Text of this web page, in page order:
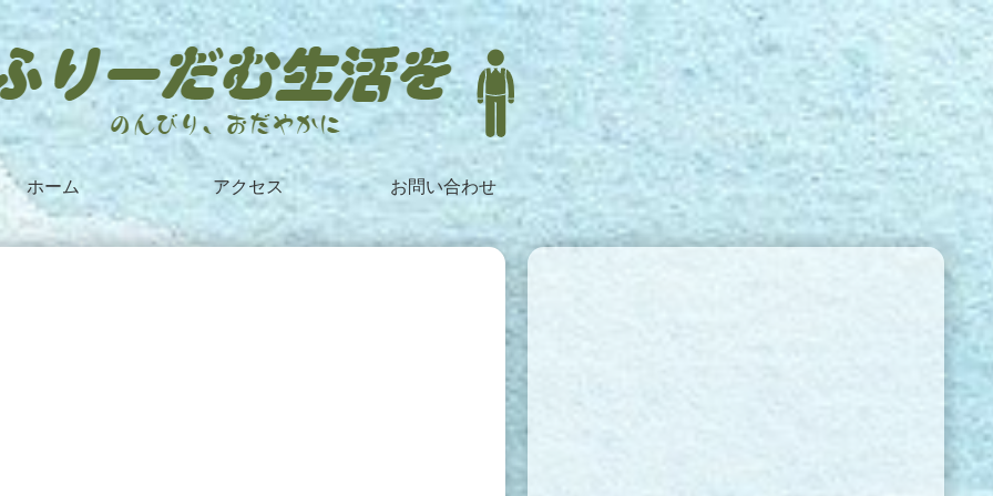
ホーム アクセス お問い合わせ